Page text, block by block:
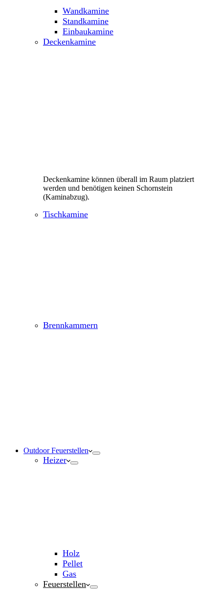
Wandkamine
Standkamine
Einbaukamine
Deckenkamine
Deckenkamine können überall im Raum platziert
werden und benötigen keinen Schornstein
(Kaminabzug).
Tischkamine
Brennkammern
Outdoor Feuerstellen
Heizer
Holz
Pellet
Gas
Feuerstellen